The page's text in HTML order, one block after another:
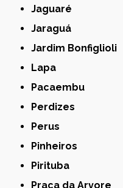
Jaguaré
Jaraguá
Jardim Bonfiglioli
Lapa
Pacaembu
Perdizes
Perus
Pinheiros
Pirituba
Praça da Arvore